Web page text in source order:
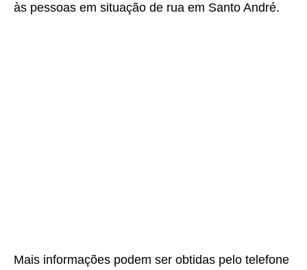
às pessoas em situação de rua em Santo André.
Mais informações podem ser obtidas pelo telefone